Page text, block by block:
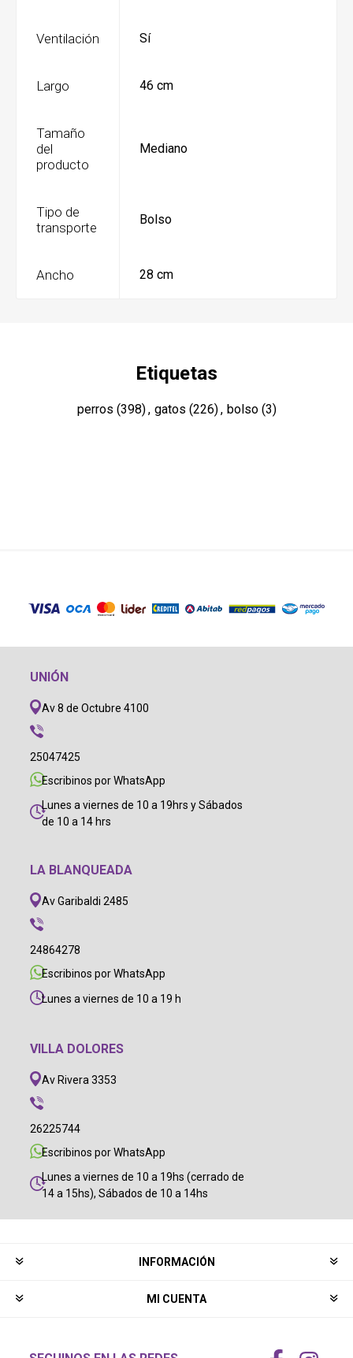
Ventilación Sí
Largo 46 cm
Tamaño
del
producto
Mediano
Tipo de
transporte
Bolso
Ancho 28 cm
Etiquetas
perros (398), gatos (226), bolso (3)
UNIÓN
Av 8 de Octubre 4100
25047425
Escribinos por WhatsApp
Lunes a viernes de 10 a 19hrs y Sábados
de 10 a 14 hrs
LA BLANQUEADA
Av Garibaldi 2485
24864278
Escribinos por WhatsApp
Lunes a viernes de 10 a 19 h
VILLA DOLORES
Av Rivera 3353
26225744
Escribinos por WhatsApp
Lunes a viernes de 10 a 19hs (cerrado de
14 a 15hs), Sábados de 10 a 14hs
INFORMACIÓN
MI CUENTA